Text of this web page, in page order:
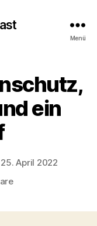
Menü
ein
25. April 2022
zu